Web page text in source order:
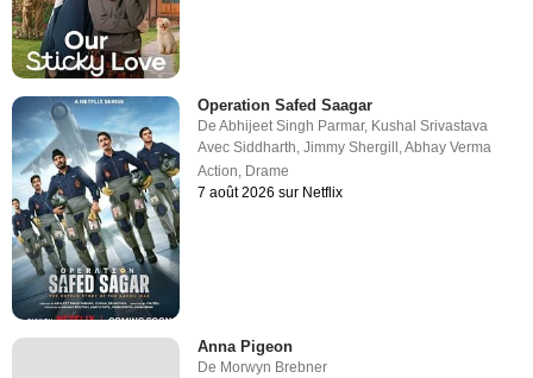
Operation Safed Saagar
DeAbhijeet Singh Parmar, Kushal Srivastava
AvecSiddharth ,Jimmy Shergill ,Abhay Verma
Action Drame
7 août 2026 sur Netflix
Anna Pigeon
De Morwyn Brebner